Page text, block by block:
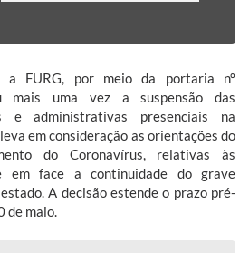
a FURG, por meio da portaria nº
mais uma vez a suspensão das
e administrativas presenciais na
em consideração as orientações do
do Coronavírus, relativas às
em face a continuidade do grave
A decisão estende o prazo pré-
de maio.